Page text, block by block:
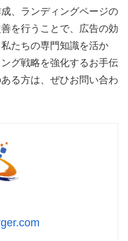
、ランディングページの
を行うことで、広告の効
たちの専門知識を活か
グ戦略を強化するお手伝
る方は、ぜひお問い合わ